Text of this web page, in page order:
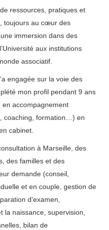
ressources, pratiques et
toujours au cœur des
immersion dans des
aux institutions
associatif.
engagée sur la voie des
mon profil pendant 9 ans
accompagnement
coaching, formation…) en
cabinet.
à Marseille, des
des familles et des
demande (conseil,
et en couple, gestion de
d’examen,
la naissance, supervision,
bilan de